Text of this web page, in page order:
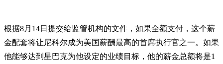
根据8月14日提交给监管机构的文件，如果全额支付，这个薪
金配套将让尼科尔成为美国薪酬最高的首席执行官之一。如果
他能够达到星巴克为他设定的业绩目标，他的薪金总额将是1